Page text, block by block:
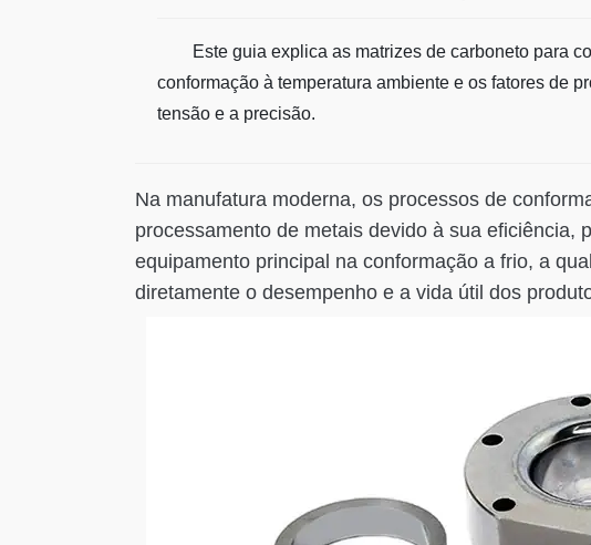
Este guia explica as matrizes de carboneto para
conformação à temperatura ambiente e os fatores de
tensão e a precisão.
Na manufatura moderna, os processos de
processamento de metais devido à sua eficiência,
equipamento principal na conformação a frio, a
diretamente o desempenho e a vida útil dos